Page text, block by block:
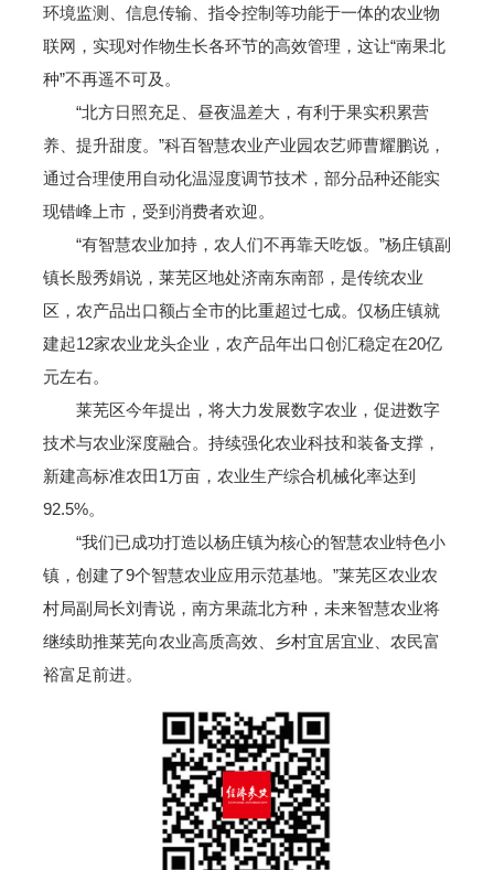
环境监测、信息传输、指令控制等功能于一体的农业物
联网，实现对作物生长各环节的高效管理，这让“南果北
种”不再遥不可及。
“北方日照充足、昼夜温差大，有利于果实积累营
养、提升甜度。”科百智慧农业产业园农艺师曹耀鹏说，
通过合理使用自动化温湿度调节技术，部分品种还能实
现错峰上市，受到消费者欢迎。
“有智慧农业加持，农人们不再靠天吃饭。”杨庄镇副
镇长殷秀娟说，莱芜区地处济南东南部，是传统农业
区，农产品出口额占全市的比重超过七成。仅杨庄镇就
建起12家农业龙头企业，农产品年出口创汇稳定在20亿
元左右。
莱芜区今年提出，将大力发展数字农业，促进数字
技术与农业深度融合。持续强化农业科技和装备支撑，
新建高标准农田1万亩，农业生产综合机械化率达到
92.5%。
“我们已成功打造以杨庄镇为核心的智慧农业特色小
镇，创建了9个智慧农业应用示范基地。”莱芜区农业农
村局副局长刘青说，南方果蔬北方种，未来智慧农业将
继续助推莱芜向农业高质高效、乡村宜居宜业、农民富
裕富足前进。